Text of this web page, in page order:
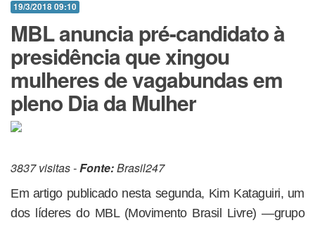
19/3/2018 09:10
MBL anuncia pré-candidato à
presidência que xingou
mulheres de vagabundas em
pleno Dia da Mulher
3837 visitas -Fonte:Brasil247
Em artigo publicado nesta segunda, Kim Kataguiri, um
dos líderes do MBL (Movimento Brasil Livre) —grupo